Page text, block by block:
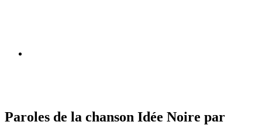
Paroles de la chanson Idée Noire par